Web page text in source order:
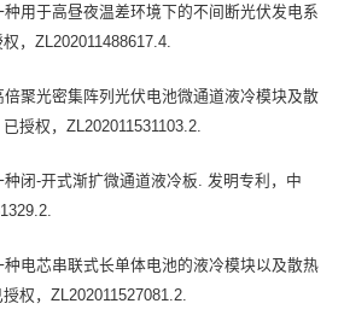
种用于高昼夜温差环境下的不间断光伏发电系
，ZL202011488617.4.
倍聚光密集阵列光伏电池微通道液冷模块及散
授权，ZL202011531103.2.
种闭-开式渐扩微通道液冷板. 发明专利，中
种电芯串联式长单体电池的液冷模块以及散热
权，ZL202011527081.2.